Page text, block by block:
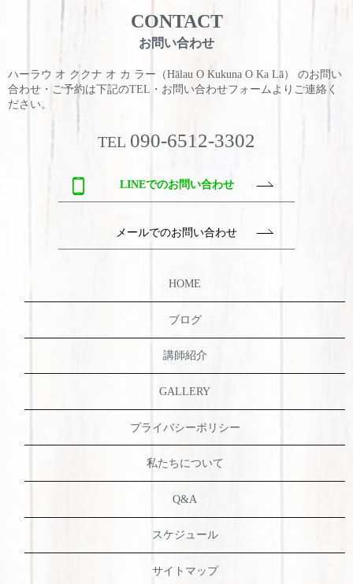
CONTACT
お問い合わせ
ハーラウ オ ククナ オ カ ラー（Hālau O Kukuna O Ka Lā） のお問い
合わせ・ご予約は下記のTEL・お問い合わせフォームよりご連絡く
ださい。
TEL 090-6512-3302
LINEでのお問い合わせ
メールでのお問い合わせ
HOME
ブログ
講師紹介
GALLERY
プライバシーポリシー
私たちについて
Q&A
スケジュール
サイトマップ